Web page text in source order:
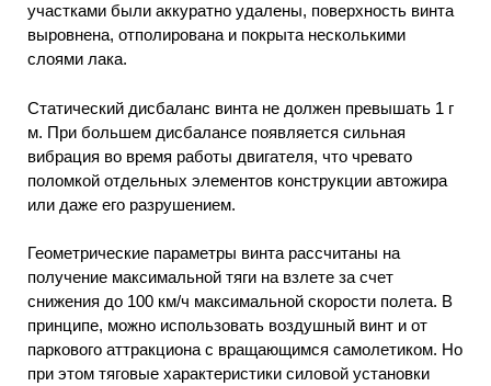
участками были аккуратно удалены, поверхность винта
выровнена, отполирована и покрыта несколькими
слоями лака.
Статический дисбаланс винта не должен превышать 1 г
м. При большем дисбалансе появляется сильная
вибрация во время работы двигателя, что чревато
поломкой отдельных элементов конструкции автожира
или даже его разрушением.
Геометрические параметры винта рассчитаны на
получение максимальной тяги на взлете за счет
снижения до 100 км/ч максимальной скорости полета. В
принципе, можно использовать воздушный винт и от
паркового аттракциона с вращающимся самолетиком. Но
при этом тяговые характеристики силовой установки